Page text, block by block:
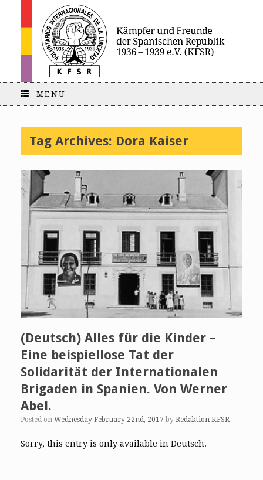
MENU
Tag Archives: Dora Kaiser
(Deutsch) Alles für die Kinder –
Eine beispiellose Tat der
Solidarität der Internationalen
Brigaden in Spanien. Von Werner
Abel.
Posted on Wednesday February 22nd, 2017 by Redaktion KFSR
Sorry, this entry is only available in Deutsch.